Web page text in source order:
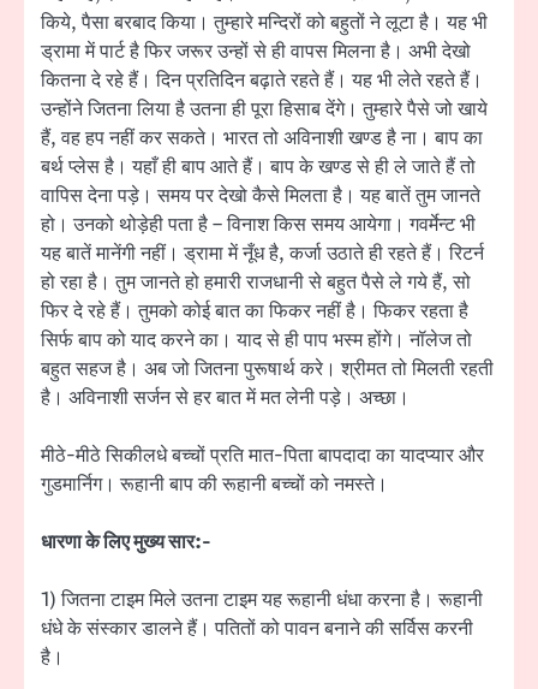
किये, पैसा बरबाद किया। तुम्हारे मन्दिरों को बहुतों ने लूटा है। यह भी
ड्रामा में पार्ट है फिर जरूर उन्हों से ही वापस मिलना है। अभी देखो
कितना दे रहे हैं। दिन प्रतिदिन बढ़ाते रहते हैं। यह भी लेते रहते हैं।
उन्होंने जितना लिया है उतना ही पूरा हिसाब देंगे। तुम्हारे पैसे जो खाये
हैं, वह हप नहीं कर सकते। भारत तो अविनाशी खण्ड है ना। बाप का
बर्थ प्लेस है। यहाँ ही बाप आते हैं। बाप के खण्ड से ही ले जाते हैं तो
वापिस देना पड़े। समय पर देखो कैसे मिलता है। यह बातें तुम जानते
हो। उनको थोड़ेही पता है – विनाश किस समय आयेगा। गवर्मेन्ट भी
यह बातें मानेंगी नहीं। ड्रामा में नूँध है, कर्जा उठाते ही रहते हैं। रिटर्न
हो रहा है। तुम जानते हो हमारी राजधानी से बहुत पैसे ले गये हैं, सो
फिर दे रहे हैं। तुमको कोई बात का फिकर नहीं है। फिकर रहता है
सिर्फ बाप को याद करने का। याद से ही पाप भस्म होंगे। नॉलेज तो
बहुत सहज है। अब जो जितना पुरूषार्थ करे। श्रीमत तो मिलती रहती
है। अविनाशी सर्जन से हर बात में मत लेनी पड़े। अच्छा।
मीठे-मीठे सिकीलधे बच्चों प्रति मात-पिता बापदादा का यादप्यार और
गुडमार्निग। रूहानी बाप की रूहानी बच्चों को नमस्ते।
धारणा के लिए मुख्य सार:-
1) जितना टाइम मिले उतना टाइम यह रूहानी धंधा करना है। रूहानी
धंधे के संस्कार डालने हैं। पतितों को पावन बनाने की सर्विस करनी
है।